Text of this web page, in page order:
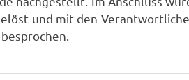
und mit den